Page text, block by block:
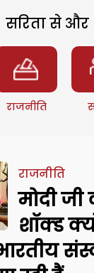
सरिता से और
राजनीति
राजनीति
मोदी
शॉक्ड